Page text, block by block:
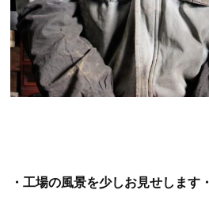
・工場の風景を少しお見せします・